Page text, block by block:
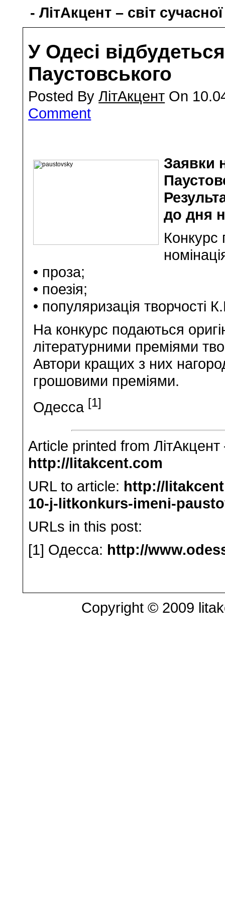
- ЛітАкцент – світ
У Одесі
Паустовського
Posted ByЛітАкцент On
Comment
Заявки
до дня
Конкурс
• проза;
• поезія;
• популяризація творчості
На конкурс подаються
літературними преміями
Автори кращих з них
грошовими преміями.
Одесса [1]
Article printed from ЛітАкцент
http://litakcent.com
URL to article: http://
10-j-litkonkurs-imeni-
URLs in this post:
[1] Одесса: http://
Copyright © 2009